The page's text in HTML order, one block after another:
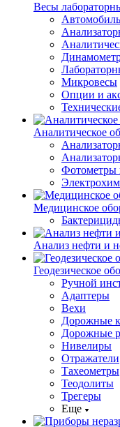
Весы
Микровесы
Опции и
Аналитическое
Фотометры
Медицинское
Анализ нефти и
Геодезическое
Ручной
Адаптеры
Вехи
Дорожные
Дорожные
Нивелиры
Отражатели
Тахеометры
Теодолиты
Трегеры
Еще